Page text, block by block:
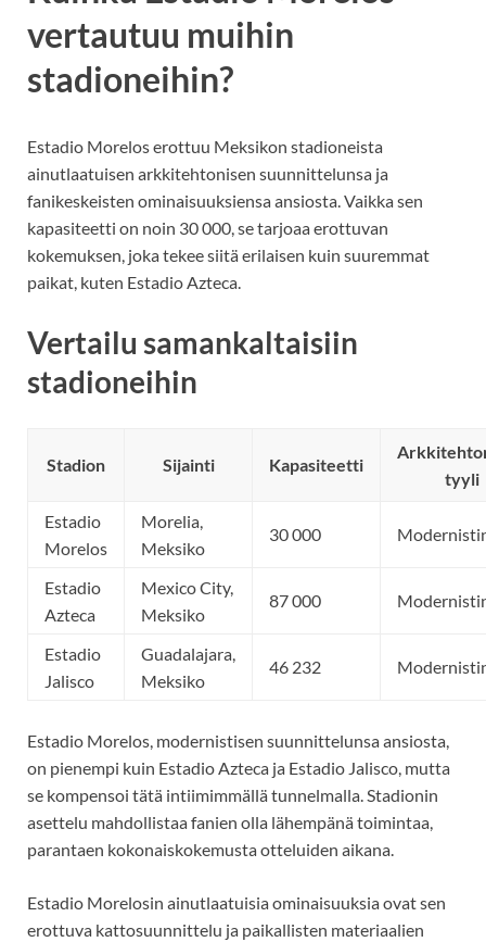
vertautuu muihin
stadioneihin?
Estadio Morelos erottuu Meksikon stadioneista
ainutlaatuisen arkkitehtonisen suunnittelunsa ja
fanikeskeisten ominaisuuksiensa ansiosta. Vaikka sen
kapasiteetti on noin 30 000, se tarjoaa erottuvan
kokemuksen, joka tekee siitä erilaisen kuin suuremmat
paikat, kuten Estadio Azteca.
Vertailu samankaltaisiin
stadioneihin
Stadion Sijainti Kapasiteetti
tyyli
Estadio
Morelos
Morelia,
Meksiko
30 000
Estadio
Azteca
Mexico City,
Meksiko
87 000
Estadio
Jalisco
Guadalajara,
Meksiko
46 232
Estadio Morelos, modernistisen suunnittelunsa ansiosta,
on pienempi kuin Estadio Azteca ja Estadio Jalisco, mutta
se kompensoi tätä intiimimmällä tunnelmalla. Stadionin
asettelu mahdollistaa fanien olla lähempänä toimintaa,
parantaen kokonaiskokemusta otteluiden aikana.
Estadio Morelosin ainutlaatuisia ominaisuuksia ovat sen
erottuva kattosuunnittelu ja paikallisten materiaalien